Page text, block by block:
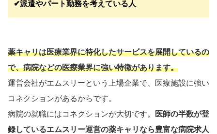
✔︎派遣やパート勤務を考えている人
薬キャリは医療業界に特化したサービスを展開しているの
で、病院などの医療業界に強い特徴があります。
運営会社がエムスリーという上場企業で、医療施設に強い
コネクションがあるからです。
病院の就職にはコネクションが大切です。
医師の半数が登
録しているエムスリー運営の薬キャリなら豊富な病院求人